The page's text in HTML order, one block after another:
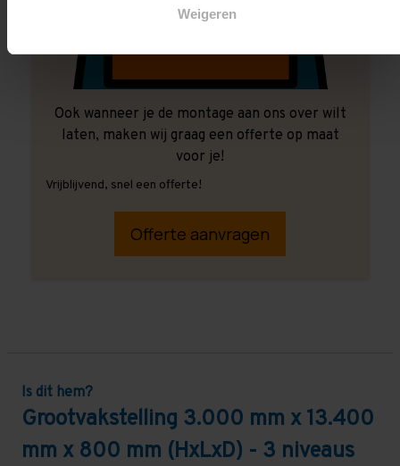
Weigeren
Ook wanneer je de montage aan ons over wilt
laten, maken wij graag een offerte op maat
voor je!
Vrijblijvend, snel een offerte!
Offerte aanvragen
Is dit hem?
Grootvakstelling 3.000 mm x 13.400
mm x 800 mm (HxLxD) - 3 niveaus